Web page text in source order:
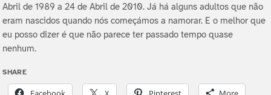
Abril de 1989 a 24 de Abril de 2010. Já há alguns adultos que não
eram nascidos quando nós começámos a namorar. E o melhor que
eu posso dizer é que não parece ter passado tempo quase
nenhum.
SHARE